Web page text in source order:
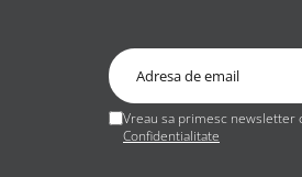
Vreau sa primesc newsletter
Confidentialitate